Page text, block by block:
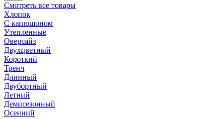
Смотреть все товары
Хлопок
С капюшоном
Утепленные
Оверсайз
Двухцветный
Короткий
Тренч
Длинный
Двубортный
Летний
Демисезонный
Осенний